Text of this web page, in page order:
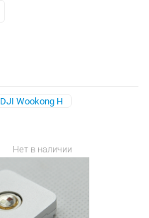
DJI Wookong H
Нет в наличии